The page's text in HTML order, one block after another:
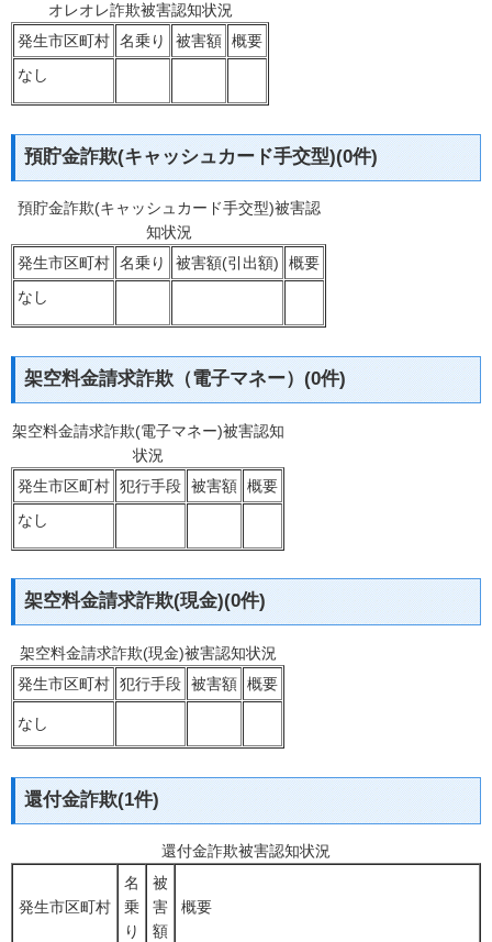
発生市区町村 名乗り 被害額 概要
なし
オレオレ詐欺被害認知状況
預貯金詐欺(キャッシュカード手交型)(0件)
発生市区町村 名乗り 被害額(引出額)
概要
なし
預貯金詐欺(キャッシュカード手交型)被害認
知状況
架空料金請求詐欺（電子マネー）(0件)
発生市区町村 犯行手段 被害額 概要
なし
架空料金請求詐欺(電子マネー)被害認知
状況
架空料金請求詐欺(現金)(0件)
発生市区町村 犯行手段 被害額 概要
なし
架空料金請求詐欺(現金)被害認知状況
還付金詐欺(1件)
還付金詐欺被害認知状況
発生市区町村
名
乗
り
被
害
額
概要